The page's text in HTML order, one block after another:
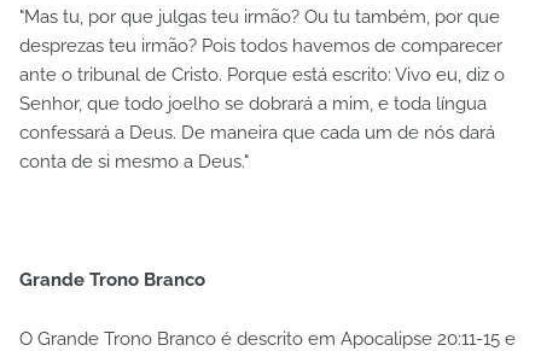
"Mas tu, por que julgas teu irmão? Ou tu também, por que
desprezas teu irmão? Pois todos havemos de comparecer
ante o tribunal de Cristo. Porque está escrito: Vivo eu, diz o
Senhor, que todo joelho se dobrará a mim, e toda língua
confessará a Deus. De maneira que cada um de nós dará
conta de si mesmo a Deus."
Grande Trono Branco
O Grande Trono Branco é descrito em Apocalipse 20:11-15 e